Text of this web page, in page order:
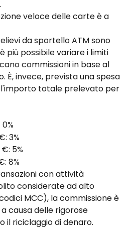
veloce delle carte è a
da sportello ATM sono
più possibile variare i limiti
commissioni in base al
È, invece, prevista una spesa
totale prelevato per
3%
5%
8%
con attività
considerate ad alto
MCC), la commissione è
causa delle rigorose
il riciclaggio di denaro.